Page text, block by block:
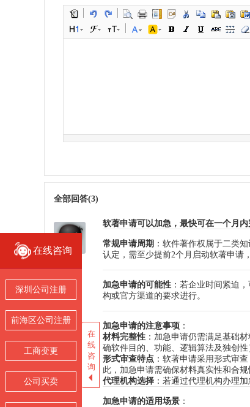
全部回答(3)
软著申请可以加急，最快可在一个月
常规申请周期 ：软件著作权属于二类
认定，需至少提前2个月启动软著申请
加急申请的可能性 ：若企业时间紧迫
构或官方渠道的要求进行。
加急申请的注意事项 ：
材料完整性 ：加急申请仍需满足基础
确软件目的、功能、逻辑算法及独创性
形式审查特点 ：软著申请采用形式审
此，加急申请需确保材料真实性和合规
代理机构选择 ：若通过代理机构办理
加急申请的适用场景 ：
在线咨询
深圳公司注册
前海区公司注册
工商变更
公司买卖
在
线
咨
询
在线咨询
深圳公司注册
前海区公司注册
工商变更
公司买卖
在
线
咨
询